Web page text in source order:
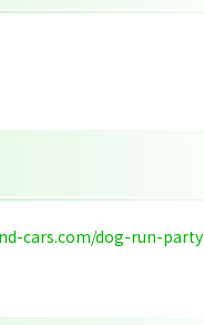
cars.com/dog-run-party